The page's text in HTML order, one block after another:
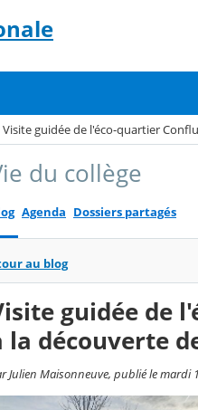
Visite guidée de l'éco-quartier
du collège
Agenda Dossiers partagés
au blog
guidée de
la découverte
Julien Maisonneuve, publié le mardi